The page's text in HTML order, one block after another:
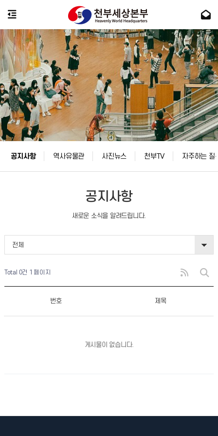
공지사항 역사유물관 사진뉴스 천부TV 자주하는 질
공지사항
새로운 소식을 알려드립니다.
전체
Total 0건 1 페이지
번호 제목
게시물이 없습니다.